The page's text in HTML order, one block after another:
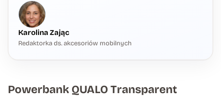
Karolina Zając
Redaktorka ds. akcesoriów mobilnych
Powerbank QUALO Transparent